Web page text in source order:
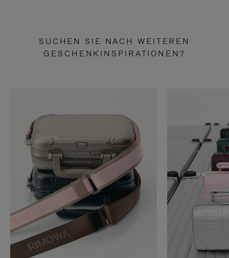
SUCHEN SIE NACH WEITEREN
GESCHENKINSPIRATIONEN?